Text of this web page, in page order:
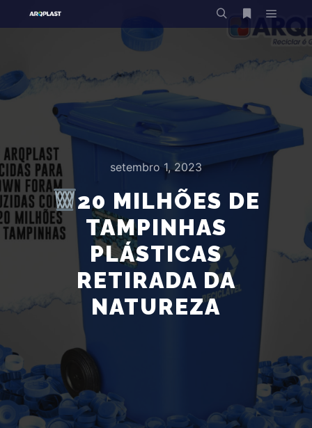
Pesquisa
Mais Menu
setembro 1, 2023
20 MILHÕES DE
TAMPINHAS
PLÁSTICAS
RETIRADA DA
NATUREZA